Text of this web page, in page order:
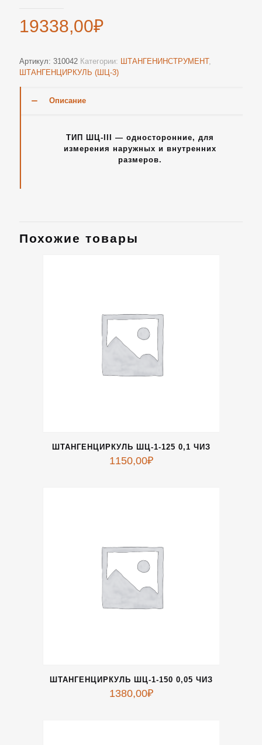
19338,00₽
Артикул: 310042 Категории: ШТАНГЕНИНСТРУМЕНТ,
ШТАНГЕНЦИРКУЛЬ (ШЦ-3)
Описание
ТИП ШЦ-III — односторонние, для
измерения наружных и внутренних
размеров.
Похожие товары
ШТАНГЕНЦИРКУЛЬ ШЦ-1-125 0,1 ЧИЗ
1150,00₽
ШТАНГЕНЦИРКУЛЬ ШЦ-1-150 0,05 ЧИЗ
1380,00₽